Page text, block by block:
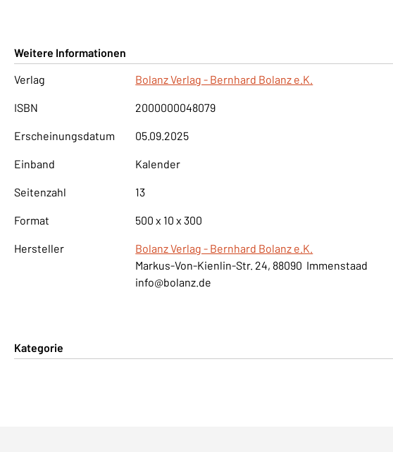
Weitere Informationen
Verlag
Bolanz Verlag - Bernhard Bolanz e.K.
ISBN 2000000048079
Erscheinungsdatum 05.09.2025
Einband Kalender
Seitenzahl 13
Format 500 x 10 x 300
Hersteller
Bolanz Verlag - Bernhard Bolanz e.K.
Markus-Von-Kienlin-Str. 24, 88090 Immenstaad
info@bolanz.de
Kategorie